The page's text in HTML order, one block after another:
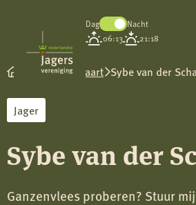
Koninklijke
Nederlandse
Jagersvereniging
Dag
Nacht
06:13
21:18
Wild op de kaart Sybe van der
Jager
Sybe van der
Ganzenvlees proberen? Stuur